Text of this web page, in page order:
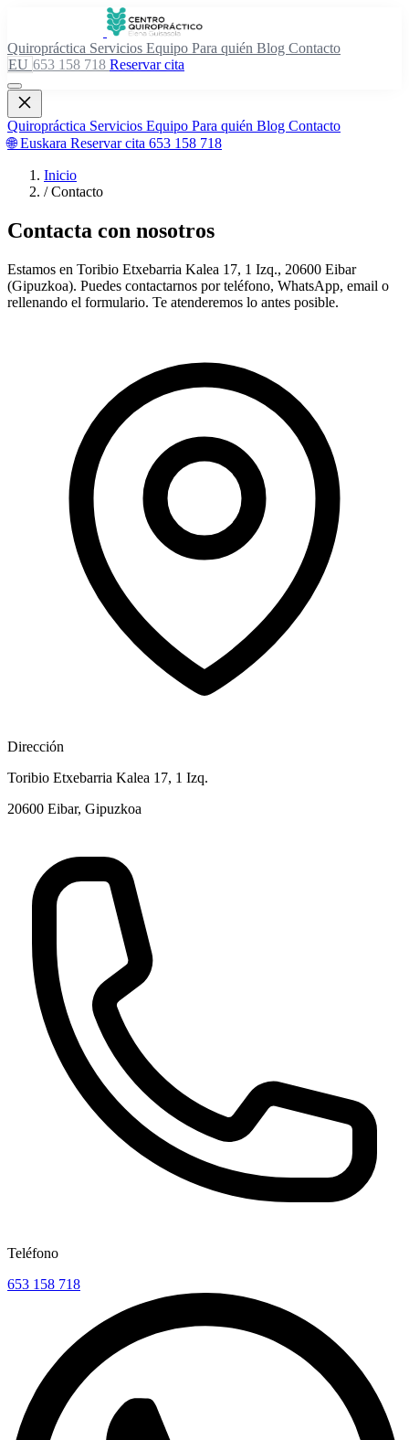
Quiropráctica Servicios Equipo Para quién Blog Contacto
EU 653 158 718 Reservar cita
Quiropráctica Servicios Equipo Para quién Blog Contacto
🌐 Euskara Reservar cita 653 158 718
Inicio
/ Contacto
Contacta con nosotros
Estamos en Toribio Etxebarria Kalea 17, 1 Izq., 20600 Eibar
(Gipuzkoa). Puedes contactarnos por teléfono, WhatsApp, email o
rellenando el formulario. Te atenderemos lo antes posible.
Dirección
Toribio Etxebarria Kalea 17, 1 Izq.
20600 Eibar, Gipuzkoa
Teléfono
653 158 718